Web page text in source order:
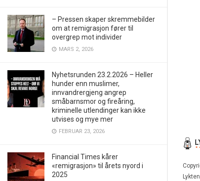
– Pressen skaper skremmebilder
om at remigrasjon fører til
overgrep mot individer
MARS 2, 2026
Nyhetsrunden 23.2.2026 – Heller
hunder enn muslimer,
innvandrergjeng angrep
småbarnsmor og fireåring,
kriminelle utlendinger kan ikke
utvises og mye mer
FEBRUAR 23, 2026
Financial Times kårer
«remigrasjon» til årets nyord i
2025